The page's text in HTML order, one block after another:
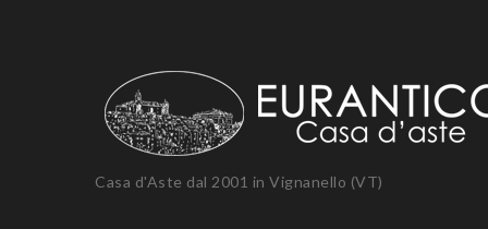
Casa d'Aste dal 2001 in Vignanello (VT)